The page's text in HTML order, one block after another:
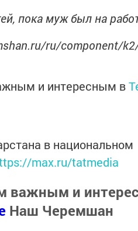
пока муж был на
ru/component/
и интересным в
в национальном
max.ru/tatmedia
важным и
Наш Черемшан